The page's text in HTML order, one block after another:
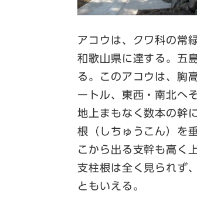
アコウは、クワ科の常
和歌山県に達する。五
る。このアコウは、胸
ートル、東西・南北へ
地上まもなく数本の幹
根（しちゅうこん）を
こから出る支幹も高く
支柱根は全く見られず
ともいえる。